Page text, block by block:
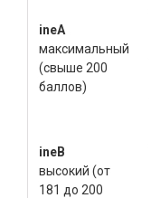
ineА
максимальный
(свыше 200
баллов)
ineB
высокий (от
181 до 200